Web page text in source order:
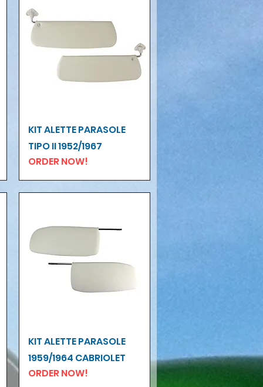
Vista rapida
KIT ALETTE PARASOLE
TIPO II 1952/1967
ORDER NOW!
Vista rapida
KIT ALETTE PARASOLE
1959/1964 CABRIOLET
ORDER NOW!